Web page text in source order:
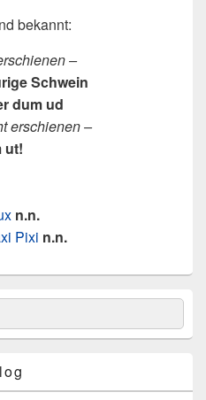
bekannt:
–
Schwein
dum ud
erschienen –
ut!
n.n.
Pixi n.n.